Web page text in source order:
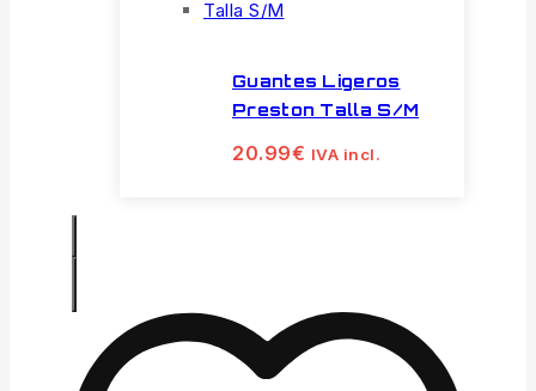
Guantes Ligeros
Preston Talla S/M
20.99€ IVA incl.